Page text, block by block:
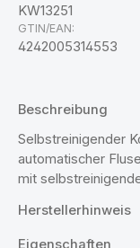
KW13251
GTIN/EAN:
4242005314553
Beschreibung
Selbstreinigender
automatischer
mit
Herstellerhinweis
Eigenschaften